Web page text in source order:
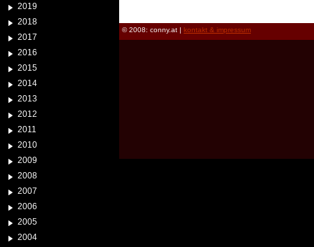
2019
2018
2017
2016
2015
2014
2013
2012
2011
2010
2009
2008
2007
2006
2005
2004
© 2008: conny.at | kontakt & impressum